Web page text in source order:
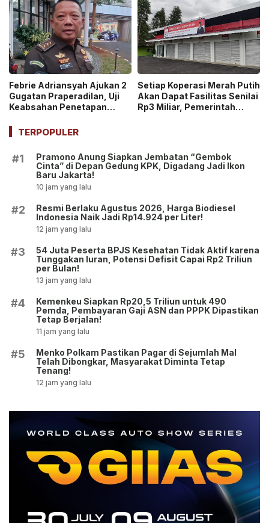
Dikerahkan
Febrie Adriansyah Ajukan 2
Gugatan Praperadilan, Uji
Keabsahan Penetapan
Penyitaan Aset!
Setiap Koperasi Merah Putih
Akan Dapat Fasilitas Senilai
Rp3 Miliar, Pemerintah
TERPOPULER
#1
Pramono Anung Siapkan Jembatan “Gembok
Cinta” di Depan Gedung KPK, Digadang Jadi Ikon
Baru Jakarta!
10 jam yang lalu
#2
Resmi Berlaku Agustus 2026, Harga Biodiesel
Indonesia Naik Jadi Rp14.924 per Liter!
12 jam yang lalu
#3
54 Juta Peserta BPJS Kesehatan Tidak Aktif karena
Tunggakan Iuran, Potensi Defisit Capai Rp2 Triliun
per Bulan!
13 jam yang lalu
#4
Kemenkeu Siapkan Rp20,5 Triliun untuk 490
Pemda, Pembayaran Gaji ASN dan PPPK Dipastikan
Tetap Berjalan!
11 jam yang lalu
#5
Menko Polkam Pastikan Pagar di Sejumlah Mal
Telah Dibongkar, Masyarakat Diminta Tetap
Tenang!
12 jam yang lalu